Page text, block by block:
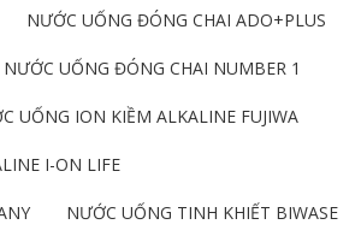
NƯỚC UỐNG ĐÓNG CHAI ADO+PLUS
NƯỚC UỐNG ĐÓNG CHAI NUMBER 1
UỐNG ION KIỀM ALKALINE FUJIWA
I-ON LIFE
NƯỚC UỐNG TINH KHIẾT BIWASE